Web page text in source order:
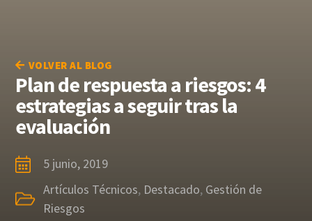
VOLVER AL BLOG
Plan de respuesta a riesgos: 4
estrategias a seguir tras la
evaluación
5 junio, 2019
Artículos Técnicos, Destacado, Gestión de
Riesgos